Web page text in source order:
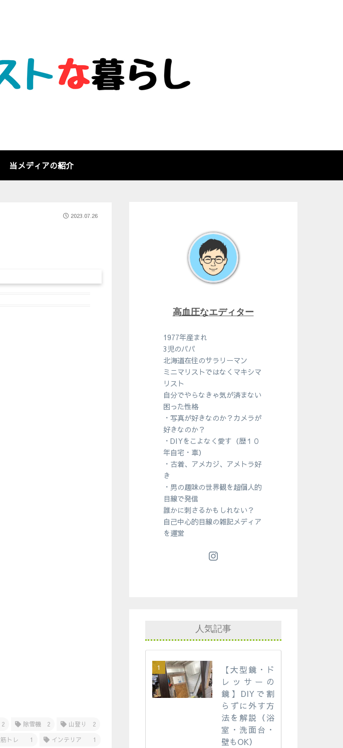
当メディアの紹介
2023.07.26
2 除雪機 2 山登り
2
筋トレ 1 インテリア
1
高血圧なエディター
1977年産まれ
3児のパパ
北海道在住のサラリーマン
ミニマリストではなくマキシマ
リスト
自分でやらなきゃ気が済まない
困った性格
・写真が好きなのか？カメラが
好きなのか？
・DIYをこよなく愛す（歴１０
年自宅・車）
・古着、アメカジ、アメトラ好
き
・男の趣味の世界観を超個人的
目線で発信
誰かに刺さるかもしれない？
自己中心的目線の雑記メディア
を運営
人気記事
【大型鏡・ド
レッサーの
鏡】DIYで割
らずに外す方
法を解説（浴
室・洗面台・
壁もOK）